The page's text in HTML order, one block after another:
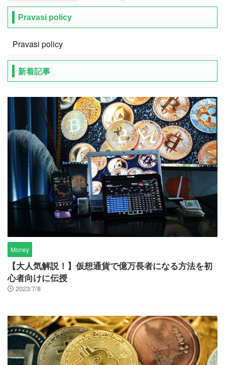
Pravasi policy
Pravasi policy
新着記事
Money
【大人気解説！】仮想通貨で億万長者になる方法を初
心者向けに伝授
2023/7/8